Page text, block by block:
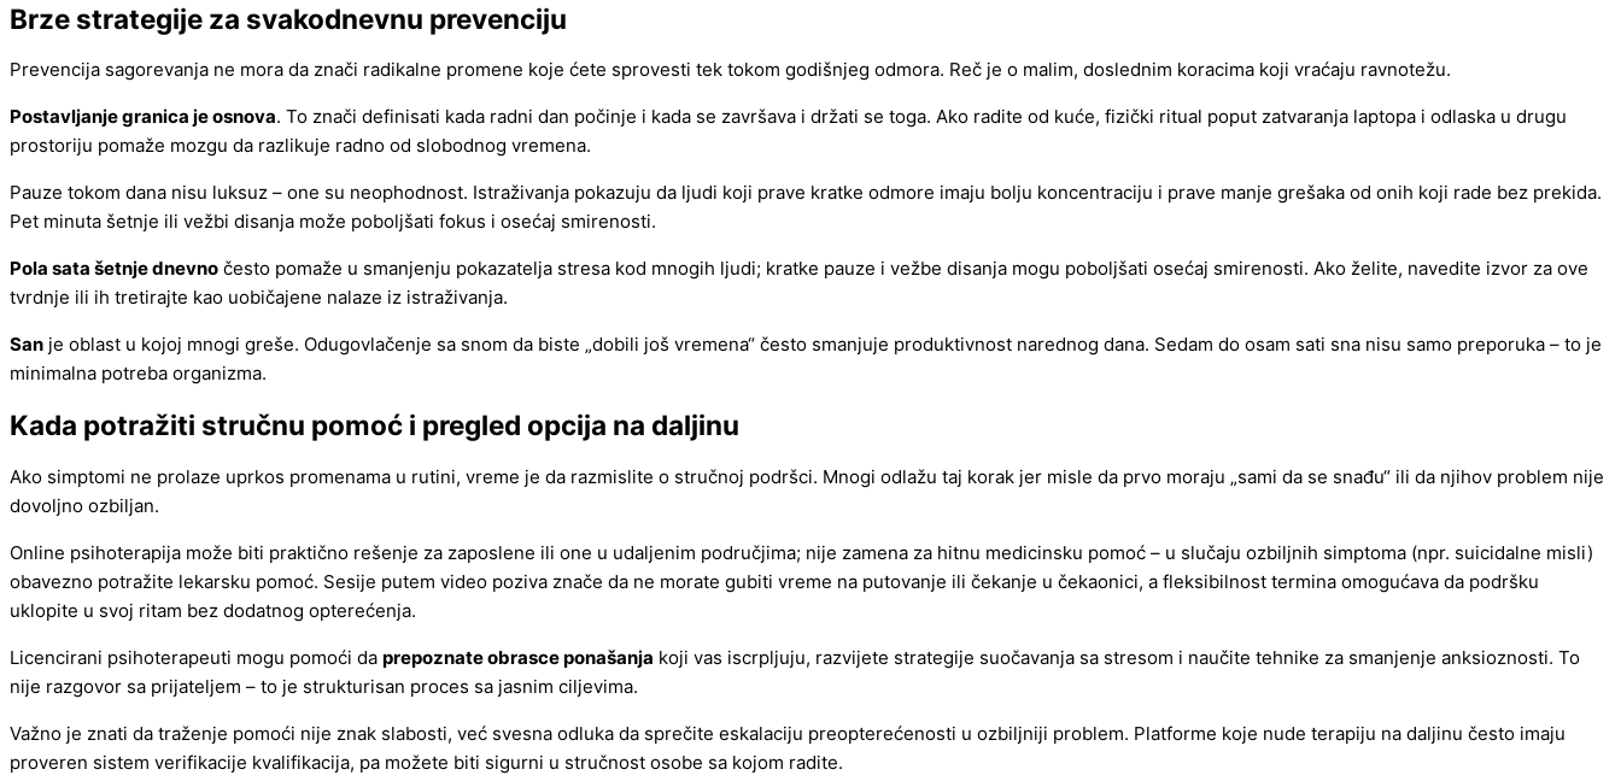
Brze strategije za svakodnevnu prevenciju
Prevencija sagorevanja ne mora da znači radikalne promene koje ćete sprovesti tek tokom godišnjeg odmora. Reč je o malim, doslednim koracima koji vraćaju ravnotežu.
Postavljanje granica je osnova. To znači definisati kada radni dan počinje i kada se završava i držati se toga. Ako radite od kuće, fizički ritual poput zatvaranja laptopa i odlaska u drugu
prostoriju pomaže mozgu da razlikuje radno od slobodnog vremena.
Pauze tokom dana nisu luksuz – one su neophodnost. Istraživanja pokazuju da ljudi koji prave kratke odmore imaju bolju koncentraciju i prave manje grešaka od onih koji rade bez prekida.
Pet minuta šetnje ili vežbi disanja može poboljšati fokus i osećaj smirenosti.
Pola sata šetnje dnevno često pomaže u smanjenju pokazatelja stresa kod mnogih ljudi; kratke pauze i vežbe disanja mogu poboljšati osećaj smirenosti. Ako želite, navedite izvor za ove
tvrdnje ili ih tretirajte kao uobičajene nalaze iz istraživanja.
San je oblast u kojoj mnogi greše. Odugovlačenje sa snom da biste „dobili još vremena“ često smanjuje produktivnost narednog dana. Sedam do osam sati sna nisu samo preporuka – to je
minimalna potreba organizma.
Kada potražiti stručnu pomoć i pregled opcija na daljinu
Ako simptomi ne prolaze uprkos promenama u rutini, vreme je da razmislite o stručnoj podršci. Mnogi odlažu taj korak jer misle da prvo moraju „sami da se snađu“ ili da njihov problem nije
dovoljno ozbiljan.
Online psihoterapija može biti praktično rešenje za zaposlene ili one u udaljenim područjima; nije zamena za hitnu medicinsku pomoć – u slučaju ozbiljnih simptoma (npr. suicidalne misli)
obavezno potražite lekarsku pomoć. Sesije putem video poziva znače da ne morate gubiti vreme na putovanje ili čekanje u čekaonici, a fleksibilnost termina omogućava da podršku
uklopite u svoj ritam bez dodatnog opterećenja.
Licencirani psihoterapeuti mogu pomoći da prepoznate obrasce ponašanja koji vas iscrpljuju, razvijete strategije suočavanja sa stresom i naučite tehnike za smanjenje anksioznosti. To
nije razgovor sa prijateljem – to je strukturisan proces sa jasnim ciljevima.
Važno je znati da traženje pomoći nije znak slabosti, već svesna odluka da sprečite eskalaciju preopterećenosti u ozbiljniji problem. Platforme koje nude terapiju na daljinu često imaju
proveren sistem verifikacije kvalifikacija, pa možete biti sigurni u stručnost osobe sa kojom radite.